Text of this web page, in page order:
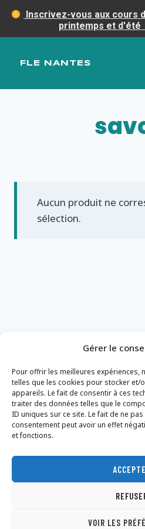
Gérer le
Pour offrir les meilleures expériences,
telles que les cookies pour stocker et/
appareils. Le fait de consentir à ces
traiter des données telles que le
ID uniques sur ce site. Le fait de ne
consentement peut avoir un effet
et fonctions.
VOIR LES
FLE NANTES
Aucun produit ne
sélection.
Politique de
Inscrivez-vous aux cours
printemps et d'été